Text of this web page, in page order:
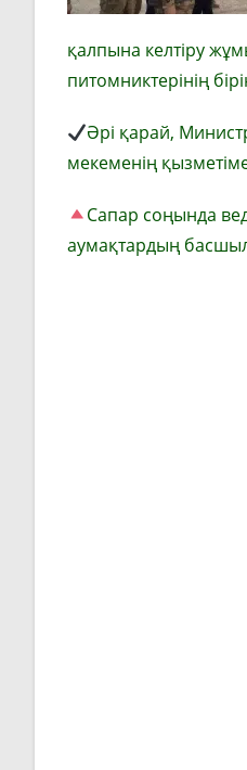
қалпына келтіру
питомниктерінің
Әрі қарай,
мекеменің
Сапар соңында
аумақтардың